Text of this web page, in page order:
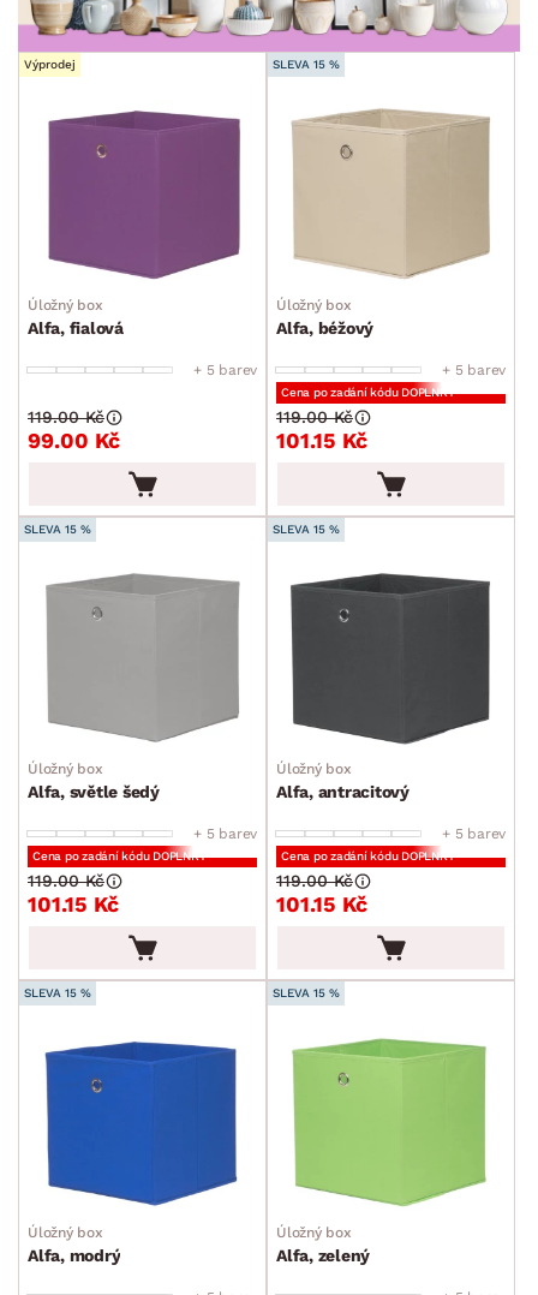
min. cm max. cm
STYL
MÍSTNOST
SKLADOVOST
Výprodej
Úložný box
Alfa, fialová
+ 5 barev
99.00 Kč
119.00 Kč
SLEVA 15 %
Úložný box
Alfa, béžový
+ 5 barev
Cena po zadání kódu DOPLNKY
101.15 Kč
119.00 Kč
SLEVA 15 %
Úložný box
Alfa, světle šedý
+ 5 barev
Cena po zadání kódu DOPLNKY
101.15 Kč
119.00 Kč
SLEVA 15 %
Úložný box
Alfa, antracitový
+ 5 barev
Cena po zadání kódu DOPLNKY
101.15 Kč
119.00 Kč
SLEVA 15 %
Úložný box
Alfa, modrý
SLEVA 15 %
Úložný box
Alfa, zelený